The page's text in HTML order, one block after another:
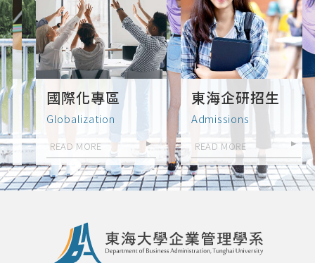
該如何規劃以創造優勢，學長也以自身
經驗講述自己是如何在大學期間達成考
取史丹佛大學的目標。在此，小編整理
出四項感受最深刻的內容與大家分享。
⟪學長的經驗談⟫1. 喜歡的工作不見得代
表自己適合做 齊元學長提到自己在
大學期間非常喜歡看電影，甚至想過未
來要成為一個出色的導演，但在經過一
番思考過後，發現自己對於拍攝電影並
沒有太多的天賦，也覺得並不會是自身
的強項，於是毅然決然放棄這個夢想，
投身進金融產業。很多人都會希望能
「把興趣當飯吃」，但是究竟適不適
考與判斷。圖中為黃齊元學長2.想成為
企業愛用的人才，需具備哪些經歷
國際化專區
Globalization
READ MORE
東海企研招生
Admissions
READ MORE